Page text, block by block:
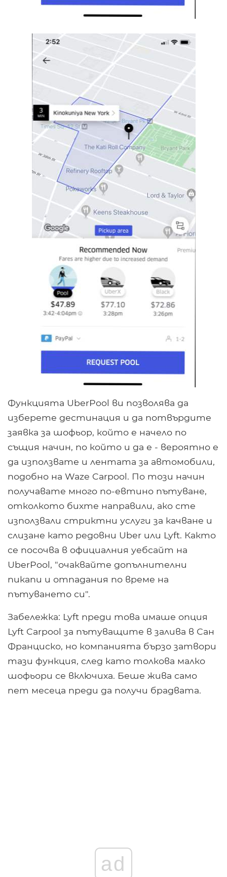
Функцията UberPool ви позволява да
изберете дестинация и да потвърдите
заявка за шофьор, който е начело по
същия начин, по който и да е - вероятно е
да използвате и лентата за автомобили,
подобно на Waze Carpool. По този начин
получавате много по-евтино пътуване,
отколкото бихте направили, ако сте
използвали стриктни услуги за качване и
слизане като редовни Uber или Lyft. Както
се посочва в официалния уебсайт на
UberPool, "очаквайте допълнителни
пикапи и отпадания по време на
пътуването си".
Забележка: Lyft преди това имаше опция
Lyft Carpool за пътуващите в залива в Сан
Франциско, но компанията бързо затвори
тази функция, след като толкова малко
шофьори се включиха. Беше жива само
пет месеца преди да получи брадвата.
ad